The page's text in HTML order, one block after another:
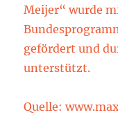
Meijer“ wurde
gefördert und
unterstützt.
Quelle: